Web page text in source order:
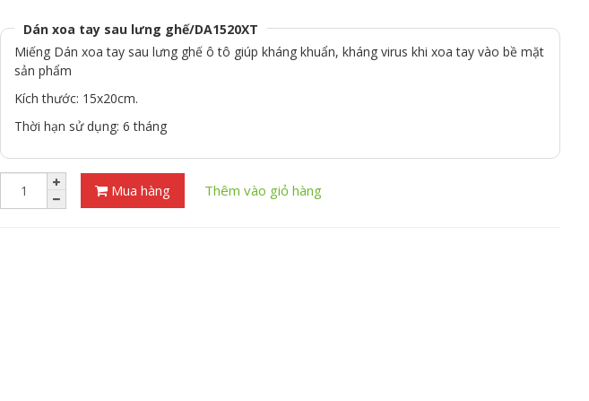
Dán xoa tay sau lưng ghế/DA1520XT
Miếng Dán xoa tay sau lưng ghế ô tô giúp kháng khuẩn, kháng virus khi xoa tay vào bề mặt
sản phẩm
Kích thước: 15x20cm.
Thời hạn sử dụng: 6 tháng
Mua hàng Thêm vào giỏ hàng